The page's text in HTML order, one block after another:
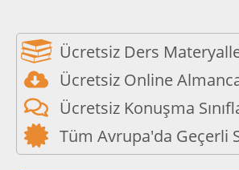
Ücretsiz Ders
Ücretsiz Online
Ücretsiz Konuşma
Tüm Avrupa'da Geçerli